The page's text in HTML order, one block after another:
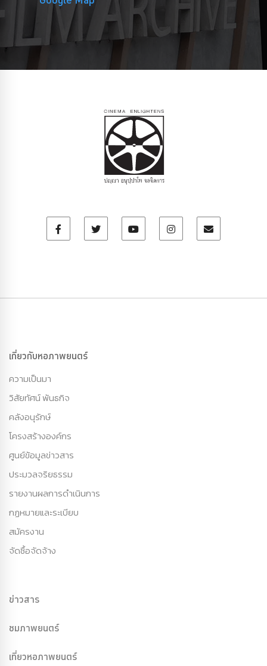
เกี่ยวกับหอภาพยนตร์
ความเป็นมา
วิสัยทัศน์ พันธกิจ
คลังอนุรักษ์
โครงสร้างองค์กร
ศูนย์ข้อมูลข่าวสาร
ประมวลจริยธรรม
รายงานผลการดำเนินการ
กฏหมายและระเบียบ
สมัครงาน
จัดซื้อจัดจ้าง
ข่าวสาร
ชมภาพยนตร์
เที่ยวหอภาพยนตร์